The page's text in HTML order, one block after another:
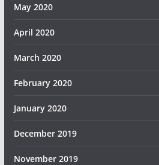
May 2020
April 2020
March 2020
February 2020
January 2020
December 2019
November 2019